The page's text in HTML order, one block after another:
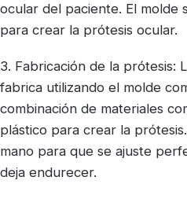
ocular del paciente. El molde
para crear la prótesis ocular.
3. Fabricación de la prótesis:
fabrica utilizando el molde
combinación de materiales
plástico para crear la
mano para que se ajuste
deja endurecer.